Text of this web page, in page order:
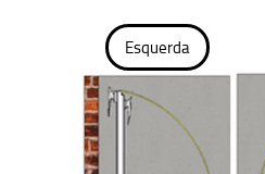
Esquerda